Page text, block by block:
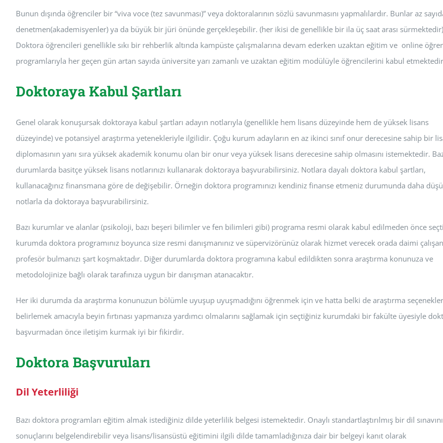
Bunun dışında öğrenciler bir “viva voce (tez savunması)” veya doktoralarının sözlü savunmasını yapmalılardır. Bunlar az
denetmen(akademisyenler) ya da büyük bir jüri önünde gerçekleşebilir. (her ikisi de genellikle bir ila üç saat arası sürmektedir)
Doktora öğrencileri genellikle sıkı bir rehberlik altında kampüste çalışmalarına devam ederken uzaktan eğitim ve online
programlarıyla her geçen gün artan sayıda üniversite yarı zamanlı ve uzaktan eğitim modülüyle öğrencilerini kabul
Doktoraya Kabul Şartları
Genel olarak konuşursak doktoraya kabul şartları adayın notlarıyla (genellikle hem lisans düzeyinde hem de yüksek lisans
düzeyinde) ve potansiyel araştırma yetenekleriyle ilgilidir. Çoğu kurum adayların en az ikinci sınıf onur derecesine sahip bir
diplomasının yanı sıra yüksek akademik konumu olan bir onur veya yüksek lisans derecesine sahip olmasını istemektedir.
durumlarda basitçe yüksek lisans notlarınızı kullanarak doktoraya başvurabilirsiniz. Notlara dayalı doktora kabul şartları,
kullanacağınız finansmana göre de değişebilir. Örneğin doktora programınızı kendiniz finanse etmeniz durumunda daha
notlarla da doktoraya başvurabilirsiniz.
Bazı kurumlar ve alanlar (psikoloji, bazı beşeri bilimler ve fen bilimleri gibi) programa resmi olarak kabul edilmeden önce
kurumda doktora programınız boyunca size resmi danışmanınız ve süpervizörünüz olarak hizmet verecek orada daimi
profesör bulmanızı şart koşmaktadır. Diğer durumlarda doktora programına kabul edildikten sonra araştırma konunuza ve
metodolojinize bağlı olarak tarafınıza uygun bir danışman atanacaktır.
Her iki durumda da araştırma konunuzun bölümle uyuşup uyuşmadığını öğrenmek için ve hatta belki de araştırma
belirlemek amacıyla beyin fırtınası yapmanıza yardımcı olmalarını sağlamak için seçtiğiniz kurumdaki bir fakülte üyesiyle
başvurmadan önce iletişim kurmak iyi bir fikirdir.
Doktora Başvuruları
Dil Yeterliliği
Bazı doktora programları eğitim almak istediğiniz dilde yeterlilik belgesi istemektedir. Onaylı standartlaştırılmış bir dil
sonuçlarını belgelendirebilir veya lisans/lisansüstü eğitimini ilgili dilde tamamladığınıza dair bir belgeyi kanıt olarak